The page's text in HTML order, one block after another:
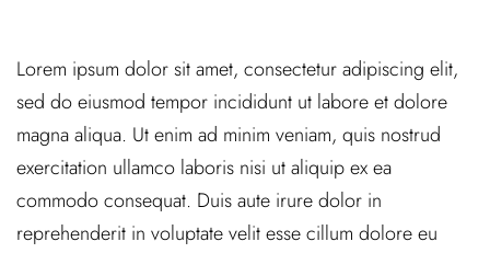
Lorem ipsum dolor sit amet, consectetur adipiscing elit,
sed do eiusmod tempor incididunt ut labore et dolore
magna aliqua. Ut enim ad minim veniam, quis nostrud
exercitation ullamco laboris nisi ut aliquip ex ea
commodo consequat. Duis aute irure dolor in
reprehenderit in voluptate velit esse cillum dolore eu